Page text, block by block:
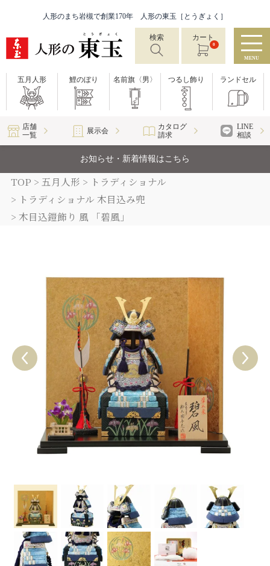
人形のまち岩槻で創業170年 人形の東玉［とうぎょく］
検索 カート
0
MENU
五月人形 鯉のぼり 名前旗〈男〉 つるし飾り ランドセル
店舗
一覧
展示会
カタログ
請求
LINE
相談
お知らせ・新着情報はこちら
TOP 五月人形
トラディショナル
トラディショナル 木目込み兜
木目込鎧飾り 風 「碧風」